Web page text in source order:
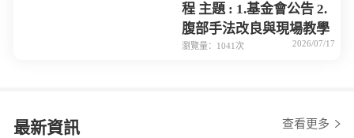
程 主題 : 1.基金會公告 2.
腹部手法改良與現場教學
瀏覽量：1041次 2026/07/17
最新資訊 查看更多